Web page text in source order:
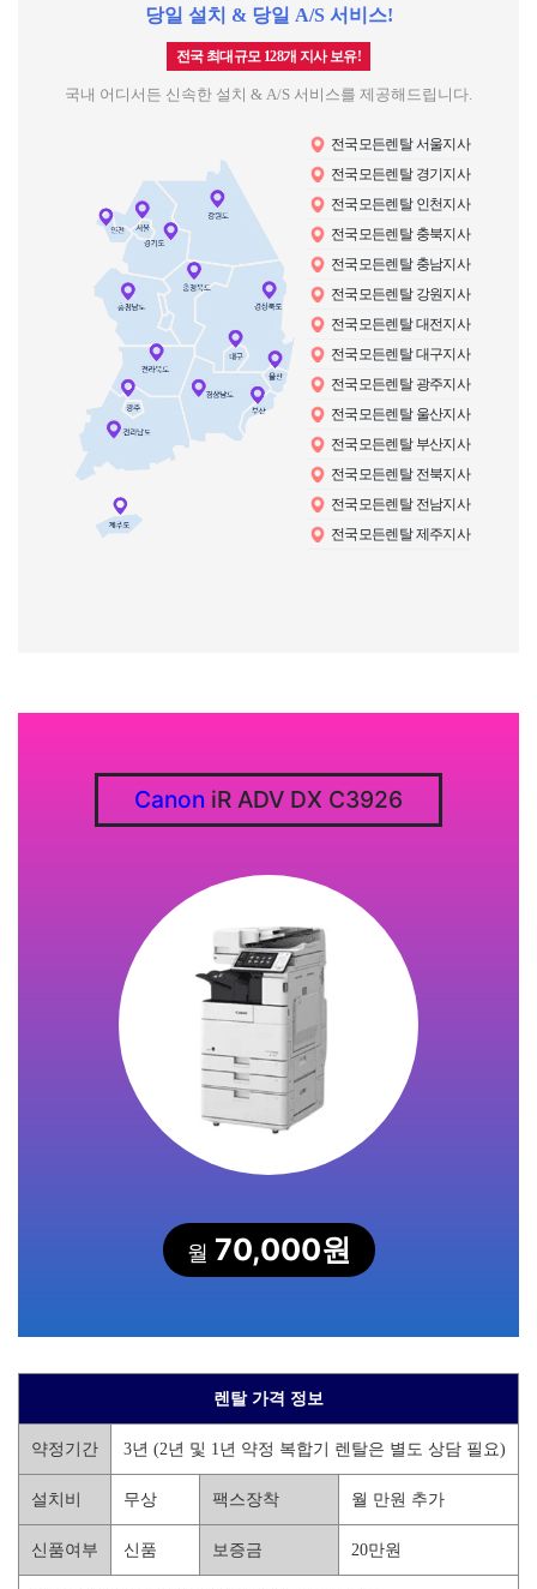
당일 설치 & 당일 A/S 서비스!
전국 최대규모 128개 지사 보유!
국내 어디서든 신속한 설치 & A/S 서비스를 제공해드립니다.
전국모든렌탈 서울지사
전국모든렌탈 경기지사
전국모든렌탈 인천지사
전국모든렌탈 충북지사
전국모든렌탈 충남지사
전국모든렌탈 강원지사
전국모든렌탈 대전지사
전국모든렌탈 대구지사
전국모든렌탈 광주지사
전국모든렌탈 울산지사
전국모든렌탈 부산지사
전국모든렌탈 전북지사
전국모든렌탈 전남지사
전국모든렌탈 제주지사
Canon iR ADV DX C3926
월 70,000원
렌탈 가격 정보
약정기간 3년 (2년 및 1년 약정 복합기 렌탈은 별도 상담 필요)
설치비 무상 팩스장착 월 만원 추가
신품여부 신품 보증금 20만원